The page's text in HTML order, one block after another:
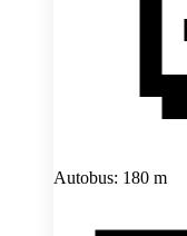
Autobus: 180 m